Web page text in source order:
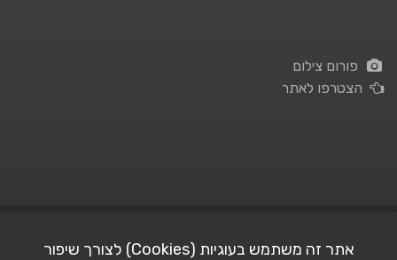
פורום צילום
הצטרפו לאתר
אתר זה משתמש בעוגיות (Cookies) לצורך שיפור